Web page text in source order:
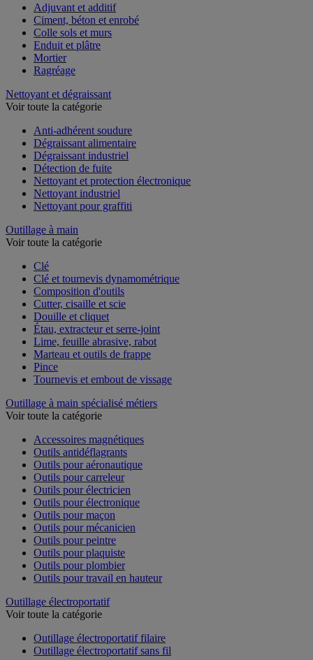
Adjuvant et additif
Ciment, béton et enrobé
Colle sols et murs
Enduit et plâtre
Mortier
Ragréage
Nettoyant et dégraissant
Voir toute la catégorie
Anti-adhérent soudure
Dégraissant alimentaire
Dégraissant industriel
Détection de fuite
Nettoyant et protection électronique
Nettoyant industriel
Nettoyant pour graffiti
Outillage à main
Voir toute la catégorie
Clé
Clé et tournevis dynamométrique
Composition d'outils
Cutter, cisaille et scie
Douille et cliquet
Étau, extracteur et serre-joint
Lime, feuille abrasive, rabot
Marteau et outils de frappe
Pince
Tournevis et embout de vissage
Outillage à main spécialisé métiers
Voir toute la catégorie
Accessoires magnétiques
Outils antidéflagrants
Outils pour aéronautique
Outils pour carreleur
Outils pour électricien
Outils pour électronique
Outils pour maçon
Outils pour mécanicien
Outils pour peintre
Outils pour plaquiste
Outils pour plombier
Outils pour travail en hauteur
Outillage électroportatif
Voir toute la catégorie
Outillage électroportatif filaire
Outillage électroportatif sans fil